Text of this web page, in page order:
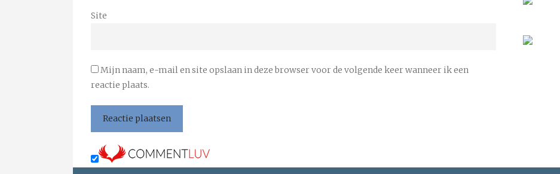
Site
Mijn naam, e-mail en site opslaan in deze browser voor de volgende keer wanneer ik een
reactie plaats.